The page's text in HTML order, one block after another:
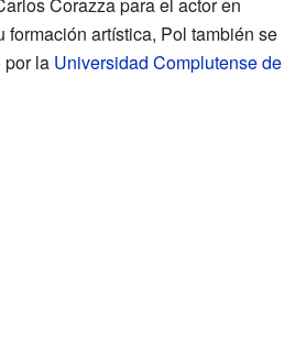
formación artística, Pol también se
por la Universidad Complutense de